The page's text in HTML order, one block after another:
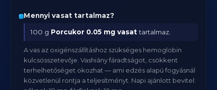
Mennyi vasat tartalmaz?
100 g Porcukor 0.05 mg vasattartalmaz.
A vas az oxigénszállításhoz szükséges hemoglobin
kulcsösszetevője. Vashiány fáradtságot, csökkent
terhelhetőséget okozhat — ami edzés alapú fogyásnál
közvetlenül rontja a teljesítményt. Napi ajánlott bevitel: